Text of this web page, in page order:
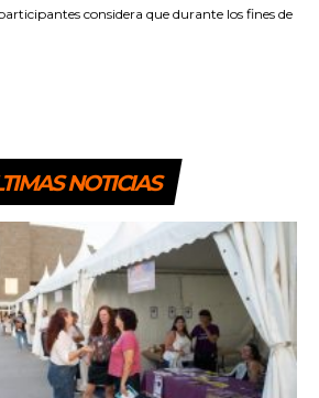
considera que durante los fines de
NOTICIAS